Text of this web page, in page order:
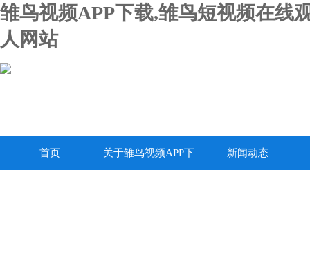
雏鸟视频APP下载,雏鸟短视频在线
人网站
首页 关于雏鸟视频APP下 新闻动态